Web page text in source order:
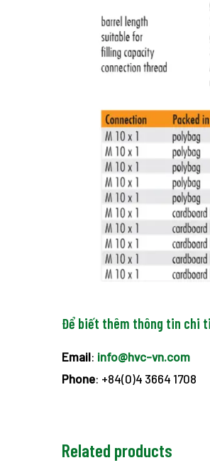
Để biết thêm thông tin chi
Email: info@hvc-vn.com
Phone: +84(0)4 3664 1708
Related products